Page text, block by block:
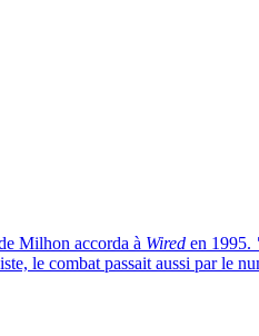
Milhon accorda à Wired en 1995.
le combat passait aussi par le